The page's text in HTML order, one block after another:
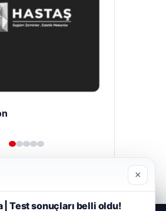
Bürosu
×
| Test sonuçları belli oldu!